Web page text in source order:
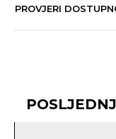
PROVJERI